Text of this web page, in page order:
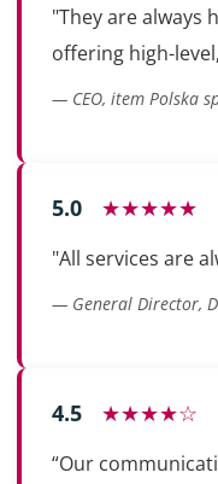
"They are always
offering high-
— CEO, item Polska
5.0 ★★★★★
"All services are
— General Director,
4.5 ★★★★☆
“Our